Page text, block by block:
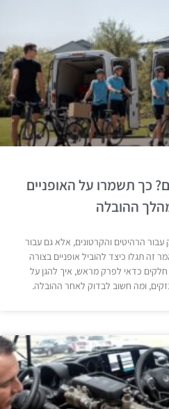
כך תשמרו על האופניים
ההובלה
עבור הרהיטים והקרטונים, אלא גם עבור
זה תגלו כיצד להוביל אופניים בצורה
כדאי לפרק מראש, איך להגן על
נזקים, ומה חשוב לבדוק לאחר ההובלה.